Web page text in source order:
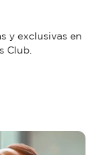
y exclusivas en
Club.